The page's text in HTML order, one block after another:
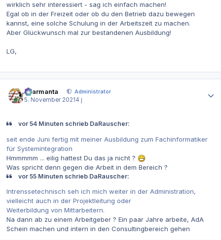
wirklich sehr interessiert - sag ich einfach machen!
Egal ob in der Freizeit oder ob du den Betrieb dazu bewegen
kannst, eine solche Schulung in der Arbeitszeit zu machen.
Aber Glückwunsch mal zur bestandenen Ausbildung!
LG,
charmanta
Administrator
5. November 20214 j
vor 54 Minuten schrieb DaRauscher:
seit ende Juni fertig mit meiner Ausbildung zum Fachinformatiker
für Systemintegration
Hmmmmm ... eilig hattest Du das ja nicht ?
Was spricht denn gegen die Arbeit in dem Bereich ?
vor 55 Minuten schrieb DaRauscher:
Intrenssetechnisch seh ich mich weiter in der Administration,
vielleicht auch in der Projektleitung oder
Weiterbildung von Mittarbeitern.
Na dann ab zu einem Arbeitgeber ? Ein paar Jahre arbeite, AdA
Schein machen und intern in den Consultingbereich gehen